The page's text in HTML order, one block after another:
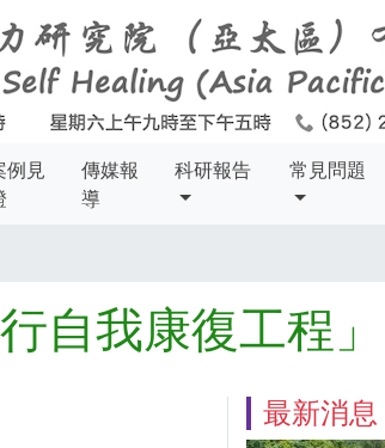
例見
傳媒報
導
科研報告 常見問題
自我康復工程」
最新消息